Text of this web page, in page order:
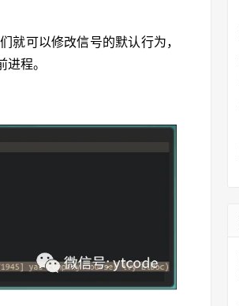
就可以修改信号的默认行为，
程。